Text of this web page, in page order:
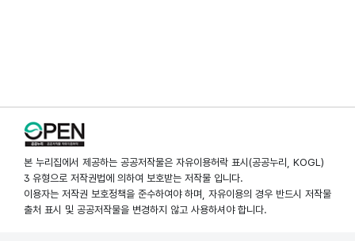
본 누리집에서 제공하는 공공저작물은 자유이용허락 표시(공공누리, KOGL)
3 유형으로 저작권법에 의하여 보호받는 저작물 입니다.
이용자는 저작권 보호정책을 준수하여야 하며, 자유이용의 경우 반드시 저작물
출처 표시 및 공공저작물을 변경하지 않고 사용하셔야 합니다.